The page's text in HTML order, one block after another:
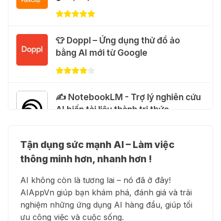
28 Thg 07 2026
Cảnh báo: Xuất hiện script và
hướng dẫn giả mạo giúp "mở khóa"
Claude Max 20x miễn phí
27 Thg 07 2026
🍎 Claude for Teachers – chương
🎁 Hướng dẫn nhận ChatGPT
đầu + 1.250 Codex Credits
12 Thg 07 2026
👕 Doppl – Ứng dụng thử đồ ảo
bằng AI mới từ Google
✍️ NotebookLM - Trợ lý nghiên cứu
AI biến tài liệu thành tri thức
👗 Higgsfield AI – Biến ý tưởng
thành phim chất lượng cao
💻 Blackbox AI - Trợ lý lập trình
Tận dụng sức mạnh AI – Làm việc
thông minh hơn, nhanh hơn !
AI không còn là tương lai – nó đã ở đây!
AIAppVn giúp bạn khám phá, đánh giá và trải
nghiệm những ứng dụng AI hàng đầu, giúp tối
ưu công việc và cuộc sống.